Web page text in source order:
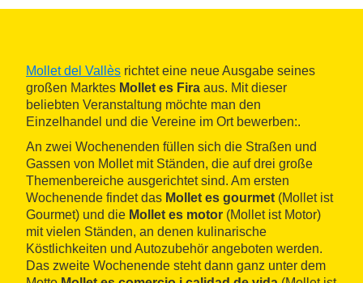
Mollet del Vallès richtet eine neue Ausgabe seines
großen Marktes Mollet es Fira aus. Mit dieser
beliebten Veranstaltung möchte man den
Einzelhandel und die Vereine im Ort bewerben:.
An zwei Wochenenden füllen sich die Straßen und
Gassen von Mollet mit Ständen, die auf drei große
Themenbereiche ausgerichtet sind. Am ersten
Wochenende findet das Mollet es gourmet (Mollet ist
Gourmet) und die Mollet es motor (Mollet ist Motor)
mit vielen Ständen, an denen kulinarische
Köstlichkeiten und Autozubehör angeboten werden.
Das zweite Wochenende steht dann ganz unter dem